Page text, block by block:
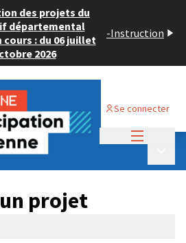
des projets du
départemental
cours : du 06 juillet
2026
-Instruction
Se connecter
2024
projet